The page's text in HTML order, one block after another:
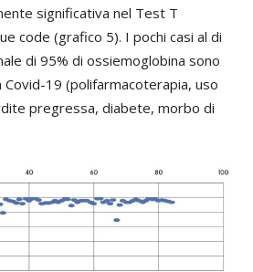
significativa nel Test T
code (grafico 5). I pochi casi al di
di 95% di ossiemoglobina sono
19 (polifarmacoterapia, uso
pregressa, diabete, morbo di